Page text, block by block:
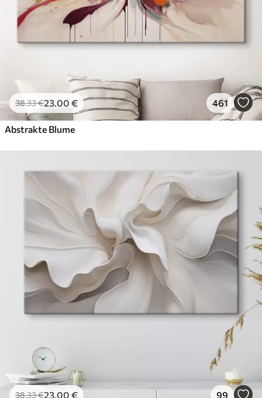
38.33€23 .00 € 461
Abstrakte Blume
38.33€23 .00 € 99